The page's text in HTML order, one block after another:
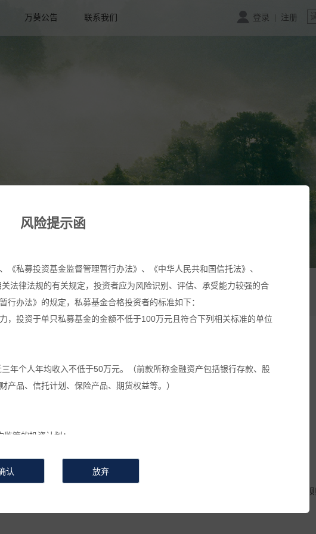
万葵公告 联系我们 登录 注册
风险提示函
《私募投资基金监督管理暂行办法》、《中华人民共和国信托法》、
法律法规的有关规定，投资者应为风险识别、评估、承受能力较强的合
办法》的规定，私募基金合格投资者的标准如下：
，投资于单只私募基金的金额不低于100万元且符合下列相关标准的单位
年个人年均收入不低于50万元。（前款所称金融资产包括银行存款、股
品、信托计划、保险产品、期货权益等。）
管的投资计划；
并不构成广告或销售要约, 或买入任何证券、基金或其它投资工具的建
葵新闻 万葵分享 万葵活动
28 来源 : 作者 : 浏览次数：583
行关联交易，具体事项为
、内幕交易和操作市场等违法违规活动的关联交易回避机制。
，在运用本基金财产进行上述关联交易时，遵循本基金份额持有人利益优先的原